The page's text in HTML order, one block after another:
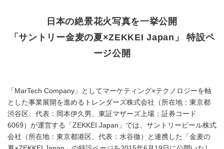
日本の絶景花火写真を一挙公開
「サントリー金麦の夏×ZEKKEI Japan」 特設ペ
ージ公開
「MarTech Company」としてマーケティング×テクノロジーを軸
とした事業展開を進めるトレンダーズ株式会社（所在地：東京都
渋谷区、代表：岡本伊久男、東証マザーズ上場：証券コード
6069）が運営する「ZEKKEI Japan」では、サントリービール株式
会社（所在地：東京都港区、代表：水谷徹）と連携した「金麦の